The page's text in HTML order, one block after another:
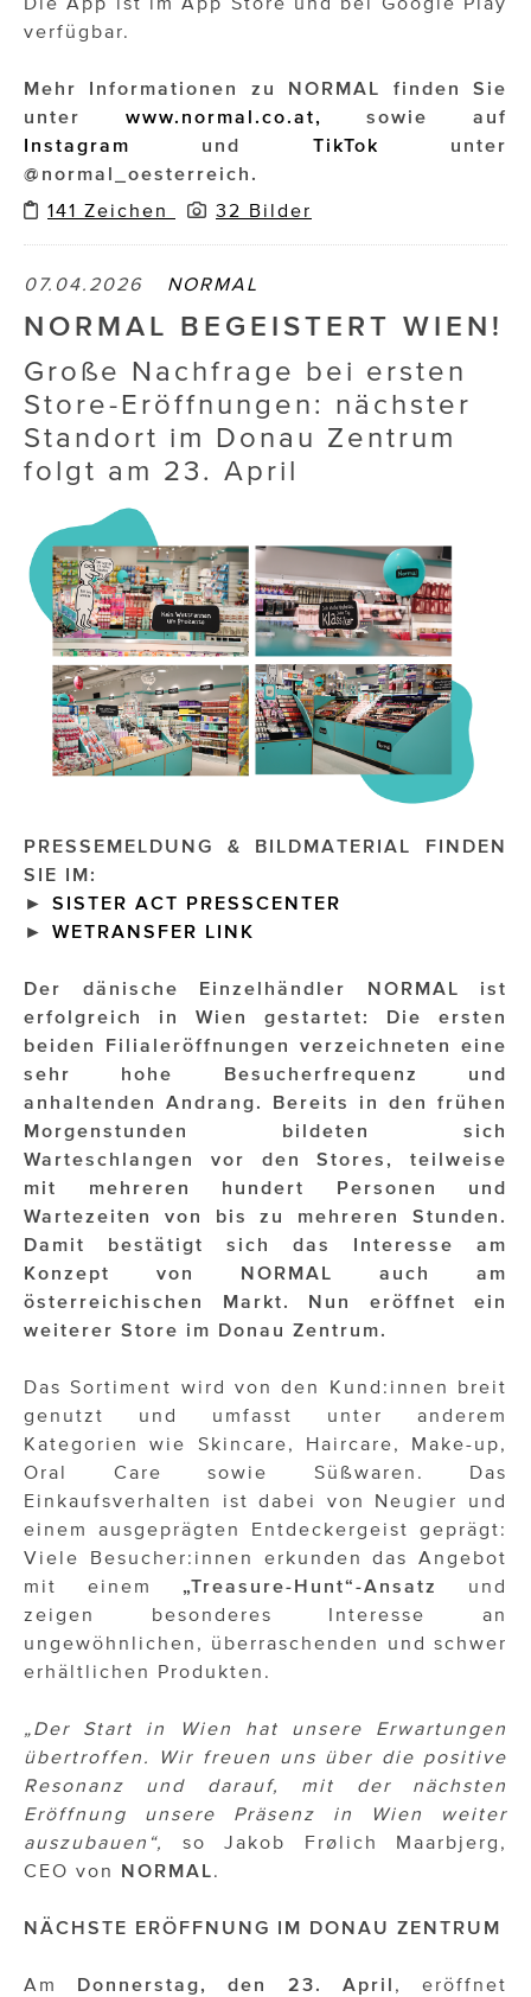
verfügbar.
Mehr Informationen zu NORMAL finden Sie
unter www.normal.co.at,
sowie auf
Instagram
und TikTok unter
@normal_oesterreich.
141 Zeichen
32 Bilder
07.04.2026 NORMAL
NORMAL BEGEISTERT WIEN!
Große Nachfrage bei ersten
Store-Eröffnungen: nächster
Standort im Donau Zentrum
folgt am 23. April
PRESSEMELDUNG & BILDMATERIAL FINDEN
SIE IM:
► SISTER ACT PRESSCENTER
► WETRANSFER LINK
Der dänische Einzelhändler NORMAL ist
erfolgreich in Wien gestartet: Die ersten
beiden Filialeröffnungen verzeichneten eine
sehr hohe Besucherfrequenz und
anhaltenden Andrang. Bereits in den frühen
Morgenstunden bildeten sich
Warteschlangen vor den Stores, teilweise
mit mehreren hundert Personen und
Wartezeiten von bis zu mehreren Stunden.
Damit bestätigt sich das Interesse am
Konzept von NORMAL auch am
österreichischen Markt. Nun eröffnet ein
weiterer Store im Donau Zentrum.
Das Sortiment wird von den Kund:innen breit
genutzt und umfasst unter anderem
Kategorien wie Skincare, Haircare, Make-up,
Oral Care sowie Süßwaren. Das
Einkaufsverhalten ist dabei von Neugier und
einem ausgeprägten Entdeckergeist geprägt:
Viele Besucher:innen erkunden das Angebot
mit einem „Treasure-Hunt“-Ansatz
und
zeigen besonderes Interesse an
ungewöhnlichen, überraschenden und schwer
erhältlichen Produkten.
„Der Start in Wien hat unsere Erwartungen
übertroffen. Wir freuen uns über die positive
Resonanz und darauf, mit der nächsten
Eröffnung unsere Präsenz in Wien weiter
auszubauen“,
so Jakob Frølich Maarbjerg,
CEO von NORMAL.
NÄCHSTE ERÖFFNUNG IM DONAU ZENTRUM
Am Donnerstag, den 23. April , eröffnet